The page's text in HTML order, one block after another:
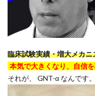
臨床試験実績・増大メカ
本気で大きくなり、自信
それが、 GNT-α なんです。